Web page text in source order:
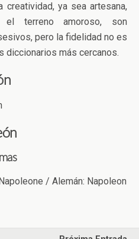
creatividad, ya sea artesana,
terreno amoroso, son
pero la fidelidad no es
diccionarios más cercanos.
/ Alemán: Napoleon